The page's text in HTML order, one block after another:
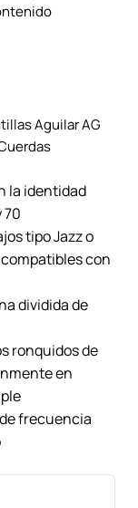
Aguilar AG
la identidad
70
tipo Jazz o
con
dividida de
ronquidos de
en
frecuencia